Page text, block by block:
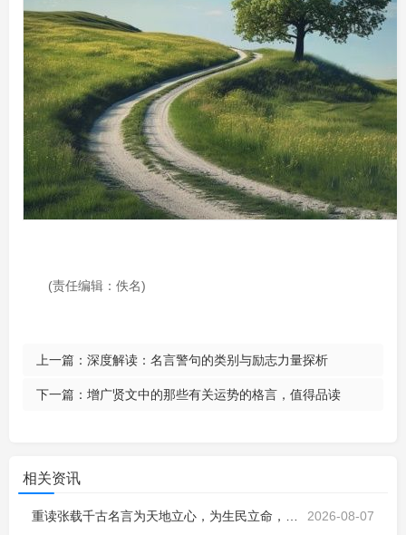
(责任编辑：佚名)
上一篇： 深度解读：名言警句的类别与励志力量探析
下一篇： 增广贤文中的那些有关运势的格言，值得品读
相关资讯
2026-08-07